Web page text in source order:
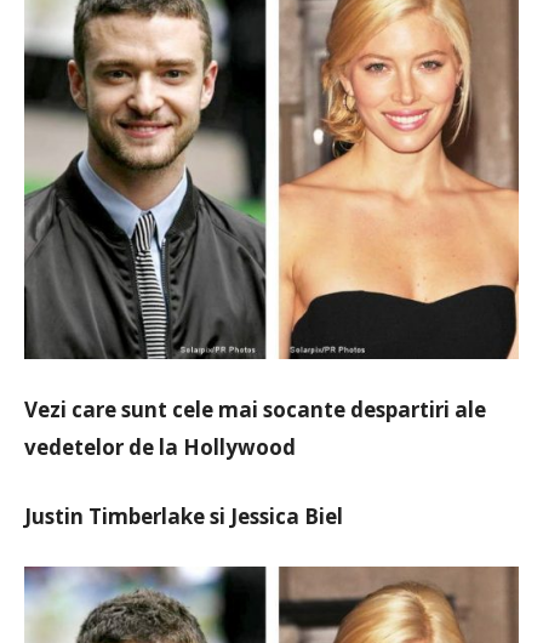
Vezi care sunt cele mai socante despartiri ale
vedetelor de la Hollywood
Justin Timberlake si Jessica Biel